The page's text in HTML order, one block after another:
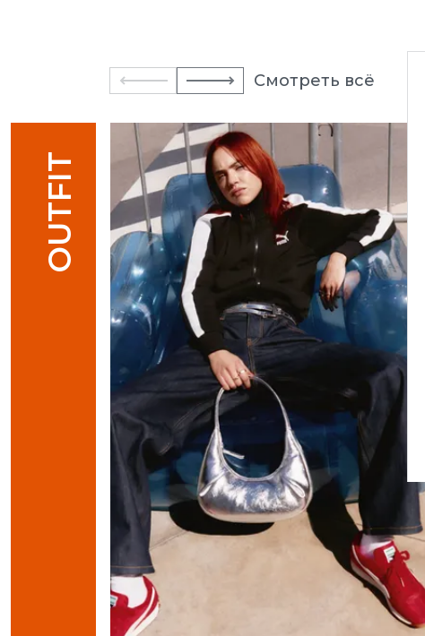
Смотреть всё
OUTFIT